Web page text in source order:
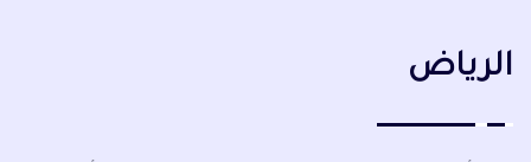
الرياض